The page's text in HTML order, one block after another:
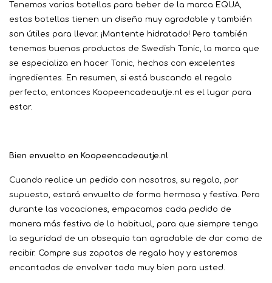
Tenemos varias botellas para beber de la marca EQUA,
estas botellas tienen un diseño muy agradable y también
son útiles para llevar. ¡Mantente hidratado! Pero también
tenemos buenos productos de Swedish Tonic, la marca que
se especializa en hacer Tonic, hechos con excelentes
ingredientes. En resumen, si está buscando el regalo
perfecto, entonces Koopeencadeautje.nl es el lugar para
estar.
Bien envuelto en Koopeencadeautje.nl
Cuando realice un pedido con nosotros, su regalo, por
supuesto, estará envuelto de forma hermosa y festiva. Pero
durante las vacaciones, empacamos cada pedido de
manera más festiva de lo habitual, para que siempre tenga
la seguridad de un obsequio tan agradable de dar como de
recibir. Compre sus zapatos de regalo hoy y estaremos
encantados de envolver todo muy bien para usted.